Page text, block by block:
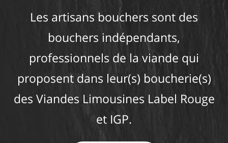
Les artisans bouchers sont des
bouchers indépendants,
professionnels de la viande qui
proposent dans leur(s) boucherie(s)
des Viandes Limousines Label Rouge
et IGP.